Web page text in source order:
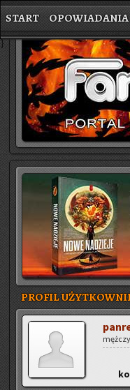
START OPOWIADANIA
}
PROFIL